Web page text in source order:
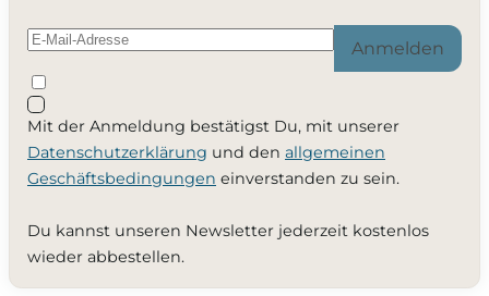
Anmelden
Mit der Anmeldung bestätigst Du, mit unserer
Datenschutzerklärung und den allgemeinen
Geschäftsbedingungen einverstanden zu sein.
Du kannst unseren Newsletter jederzeit kostenlos
wieder abbestellen.